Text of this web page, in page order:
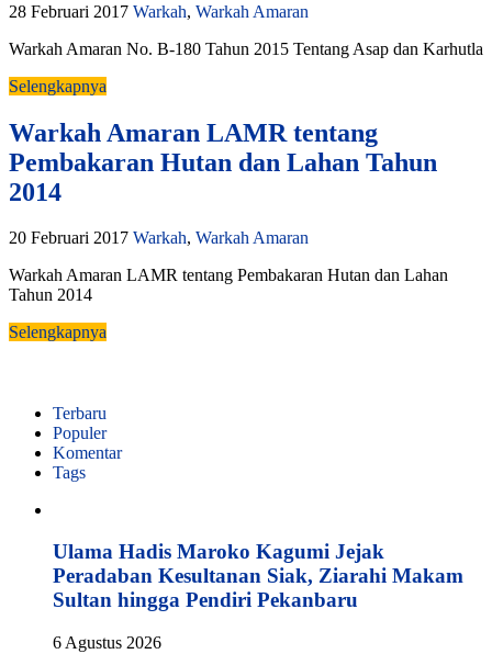
28 Februari 2017 Warkah, Warkah Amaran
Warkah Amaran No. B-180 Tahun 2015 Tentang Asap dan Karhutla
Selengkapnya
Warkah Amaran LAMR tentang
Pembakaran Hutan dan Lahan Tahun
2014
20 Februari 2017 Warkah, Warkah Amaran
Warkah Amaran LAMR tentang Pembakaran Hutan dan Lahan
Tahun 2014
Selengkapnya
Terbaru
Populer
Komentar
Tags
Ulama Hadis Maroko Kagumi Jejak
Peradaban Kesultanan Siak, Ziarahi Makam
Sultan hingga Pendiri Pekanbaru
6 Agustus 2026